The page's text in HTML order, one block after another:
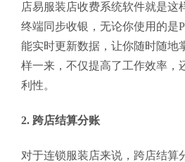
店易服装店收费系统软件就是这
终端同步收银，无论你使用的是
能实时更新数据，让你随时随地
样一来，不仅提高了工作效率，
利性。
2. 跨店结算分账
对于连锁服装店来说，跨店结算